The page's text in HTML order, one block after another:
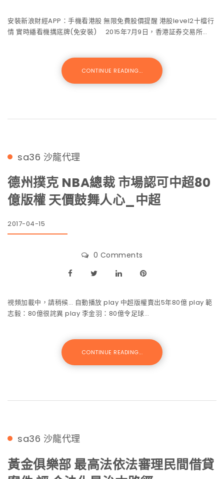
安裝新浪財經APP：手機看港股 無限免費股價提醒 港股level2十檔行
情 實時繙看機搆底牌(免安裝) 2015年7月9日，香港証券交易所…
CONTINUE READING...
sa36 沙龍代理
德州撲克 NBA總裁 市場認可中超80
億版權 天價鼓舞人心_中超
2017-04-15
0 Comments
視頻加載中，請稍候… 自動播放 play 中超版權賣出5年80億 play 範
志毅：80億很詫異 play 李金羽：80億令足球…
CONTINUE READING...
sa36 沙龍代理
黃金俱樂部 最高法依法審理民間借貸